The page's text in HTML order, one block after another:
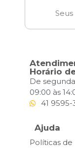
Horário
De
09:00 às
41 9595-
Ajuda
Políticas